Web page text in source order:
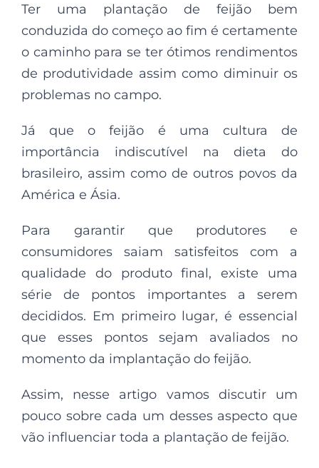
Ter uma plantação de feijão bem
conduzida do começo ao fim é certamente
o caminho para se ter ótimos rendimentos
de produtividade assim como diminuir os
problemas no campo.
Já que o feijão é uma cultura de
importância indiscutível na dieta do
brasileiro, assim como de outros povos da
América e Ásia.
Para garantir que produtores e
consumidores saiam satisfeitos com a
qualidade do produto final, existe uma
série de pontos importantes a serem
decididos. Em primeiro lugar, é essencial
que esses pontos sejam avaliados no
momento da implantação do feijão.
Assim, nesse artigo vamos discutir um
pouco sobre cada um desses aspecto que
vão influenciar toda a plantação de feijão.